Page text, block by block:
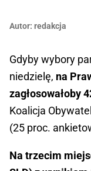
Autor: redakcja
Gdyby wybory
niedzielę, na
zagłosowałoby
Koalicja
(25 proc.
Na trzecim